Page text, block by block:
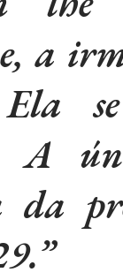
a
se
A
da